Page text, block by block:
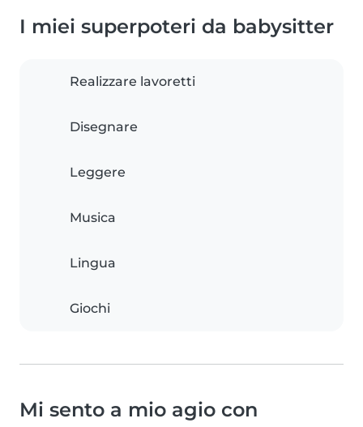
I miei superpoteri da babysitter
Realizzare lavoretti
Disegnare
Leggere
Musica
Lingua
Giochi
Mi sento a mio agio con